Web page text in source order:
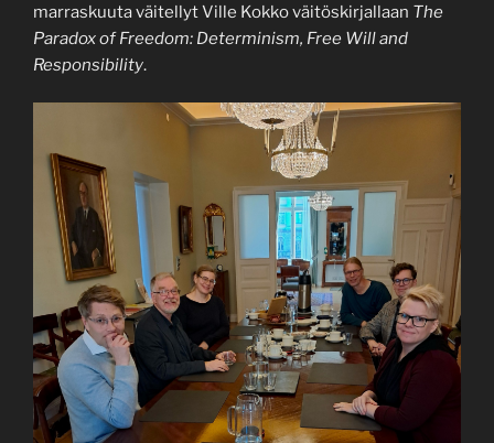
marraskuuta väitellyt Ville Kokko väitöskirjallaan The
Paradox of Freedom: Determinism, Free Will and
Responsibility.